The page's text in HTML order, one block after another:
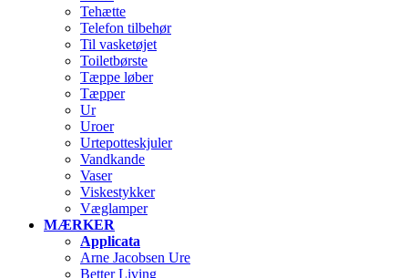
Tehætte
Telefon tilbehør
Til vasketøjet
Toiletbørste
Tæppe løber
Tæpper
Ur
Uroer
Urtepotteskjuler
Vandkande
Vaser
Viskestykker
Væglamper
MÆRKER
Applicata
Arne Jacobsen Ure
Better Living